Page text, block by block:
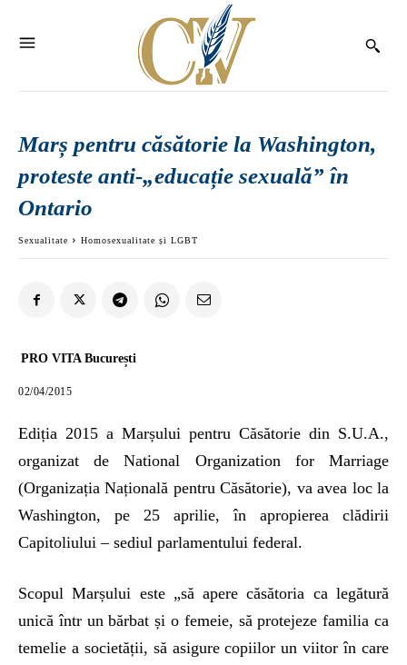
Marș pentru căsătorie la Washington,
proteste anti-„educație sexuală” în
Ontario
Sexualitate Homosexualitate și LGBT
PRO VITA București
02/04/2015
Ediția 2015 a Marșului pentru Căsătorie din S.U.A.,
organizat de National Organization for Marriage
(Organizația Națională pentru Căsătorie), va avea loc la
Washington, pe 25 aprilie, în apropierea clădirii
Capitoliului – sediul parlamentului federal.
Scopul Marșului este „să apere căsătoria ca legătură
unică într un bărbat și o femeie, să protejeze familia ca
temelie a societății, să asigure copiilor un viitor în care